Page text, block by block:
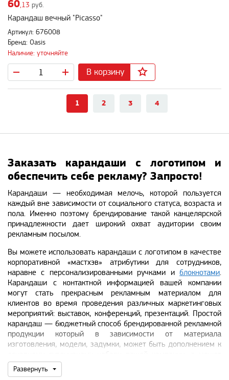
60,13 руб.
Карандаш вечный "Picasso"
Артикул: 676008
Бренд: Oasis
Наличие: уточняйте
В корзину
1 2 3 4
Заказать карандаши с логотипом и
обеспечить себе рекламу? Запросто!
Карандаши — необходимая мелочь, которой пользуется
каждый вне зависимости от социального статуса, возраста и
пола. Именно поэтому брендирование такой канцелярской
принадлежности дает широкий охват аудитории своим
рекламным посылом.
Вы можете использовать карандаши с логотипом в качестве
корпоративной «мастхэв» атрибутики для сотрудников,
наравне с персонализированными ручками и блокнотами.
Карандаши с контактной информацией вашей компании
могут стать прекрасным рекламным материалом для
клиентов во время проведения различных маркетинговых
мероприятий: выставок, конференций, презентаций. Простой
карандаш — бюджетный способ брендированной рекламной
продукции который в зависимости от материала
изготовления, модели, задумки, может быть дополнением к
занимать лидирующую позицию при его формировании.
Развернуть